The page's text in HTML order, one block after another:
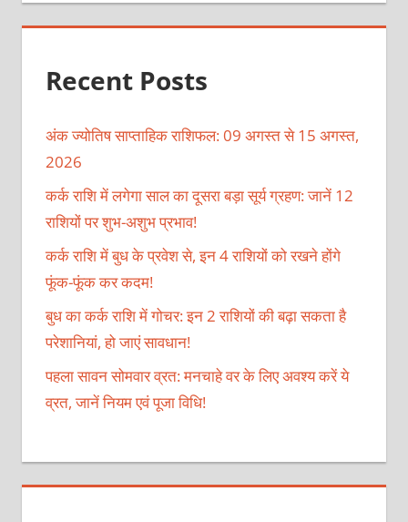
Recent Posts
अंक ज्योतिष साप्ताहिक राशिफल: 09 अगस्त से 15 अगस्त,
2026
कर्क राशि में लगेगा साल का दूसरा बड़ा सूर्य ग्रहण: जानें 12
राशियों पर शुभ-अशुभ प्रभाव!
कर्क राशि में बुध के प्रवेश से, इन 4 राशियों को रखने होंगे
फूंक-फूंक कर कदम!
बुध का कर्क राशि में गोचर: इन 2 राशियों की बढ़ा सकता है
परेशानियां, हो जाएं सावधान!
पहला सावन सोमवार व्रत: मनचाहे वर के लिए अवश्य करें ये
व्रत, जानें नियम एवं पूजा विधि!